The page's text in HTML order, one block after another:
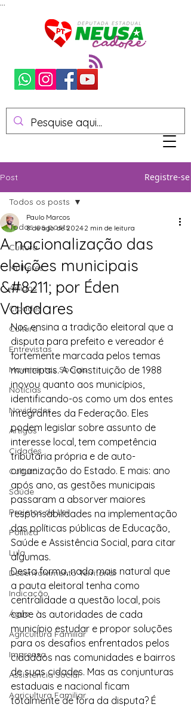
Post Registre-se
Todos os posts
Cultura
Mulheres
Artigos
Cidades
Cultura
Entrevistas
Movimentos Sociais
Notícias
Novidades
Artigos
Cidades
Cultura
Saúde
Projetos de Lei
Política
Lula
Desenvolvimento Territorial
Indicação
Água
Agricultura Familiar
Imprensa
Assistência Social
Agricultura Familiar
Todos os posts
A nacionalização das
eleições municipais
&#8211; por Éden
Valadares
Paulo Marcos
8 de ago. de 2024 2 min de leitura
Nos ensina a tradição eleitoral que a
disputa para prefeito e vereador é
fortemente marcada pelos temas
municipais. A Constituição de 1988
inovou quanto aos municípios,
identificando-os como um dos entes
integrantes da Federação. Eles
podem legislar sobre assunto de
interesse local, tem competência
tributária própria e de auto-
organização do Estado. E mais: ano
após ano, as gestões municipais
passaram a absorver maiores
responsabilidades na implementação
das políticas públicas de Educação,
Saúde e Assistência Social, para citar
algumas.
Desta forma, nada mais natural que
a pauta eleitoral tenha como
centralidade a questão local, pois
cabe às autoridades de cada
município estudar e propor soluções
para os desafios enfrentados pelos
cidadãos nas comunidades e bairros
de suas cidades. Mas as conjunturas
estaduais e nacional ficam
totalmente de fora da disputa? É